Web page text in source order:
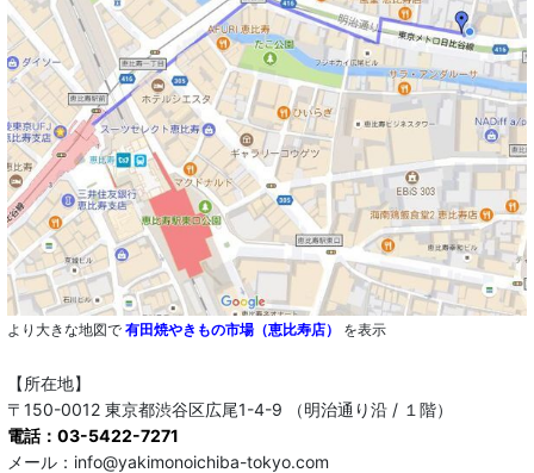
より大きな地図で 有田焼やきもの市場（恵比寿店） を表示
【所在地】
〒150-0012 東京都渋谷区広尾1-4-9 （明治通り沿 / １階）
電話：03-5422-7271
メール：info@yakimonoichiba-tokyo.com